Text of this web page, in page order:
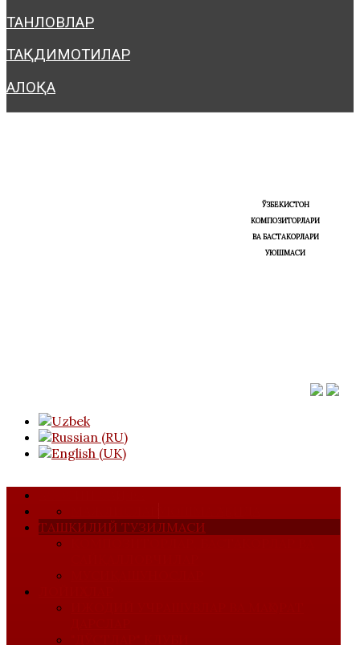
ТАНЛОВЛАР
ТАҚДИМОТИЛАР
АЛОҚА
ЎЗБЕКИСТОН
КОМПОЗИТОРЛАРИ
ВА БАСТАКОРЛАРИ
УЮШМАСИ
ТАШКИЛИЙ ТУЗИЛМАСИ